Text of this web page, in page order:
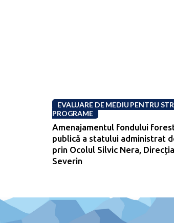
EVALUARE DE MEDIU PENTRU
PROGRAME
Amenajamentul fondului
publică a statului administrat
prin Ocolul Silvic Nera,
Severin